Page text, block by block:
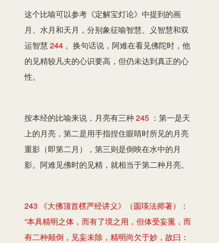
这个比喻可以参考《定解宝灯论》中提到的画
月、水月和天月，分别象征喻智慧、义智慧和双
运智慧 244 。换句话说，阿难在看见佛陀时，他
的见精较凡夫的心识要高，但仍未达到真正的心
性。
按本经的比喻来说，月亮有三种 245 ：第一是天
上的月亮，第二是用手指捏住眼睛时所见的月亮
重影（即第二月），第三则是倒映在水中的月
影。阿难见佛时的见精，就相当于第二种月亮。
243 《大佛顶首楞严经讲义》（圆瑛法师著）：
“本具精明之体，而有了境之用，但体受妄熏，而
有二种颠倒，见妄未除，精明尚欠于妙，故曰：